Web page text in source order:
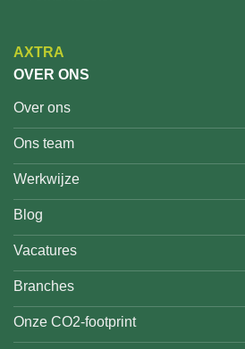
AXTRA
OVER ONS
Over ons
Ons team
Werkwijze
Blog
Vacatures
Branches
Onze CO2-footprint